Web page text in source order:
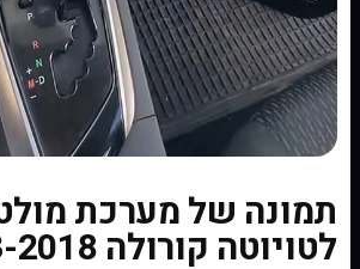
תמונה של מערכת
לטויוטה קורולה 2013-2018